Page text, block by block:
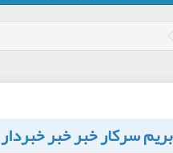
سرکار خبر خبر خبردار